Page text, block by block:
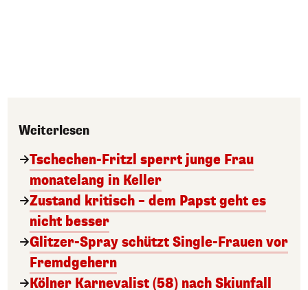
Weiterlesen
Tschechen-Fritzl sperrt junge Frau
monatelang in Keller
Zustand kritisch – dem Papst geht es
nicht besser
Glitzer-Spray schützt Single-Frauen vor
Fremdgehern
Kölner Karnevalist (58) nach Skiunfall